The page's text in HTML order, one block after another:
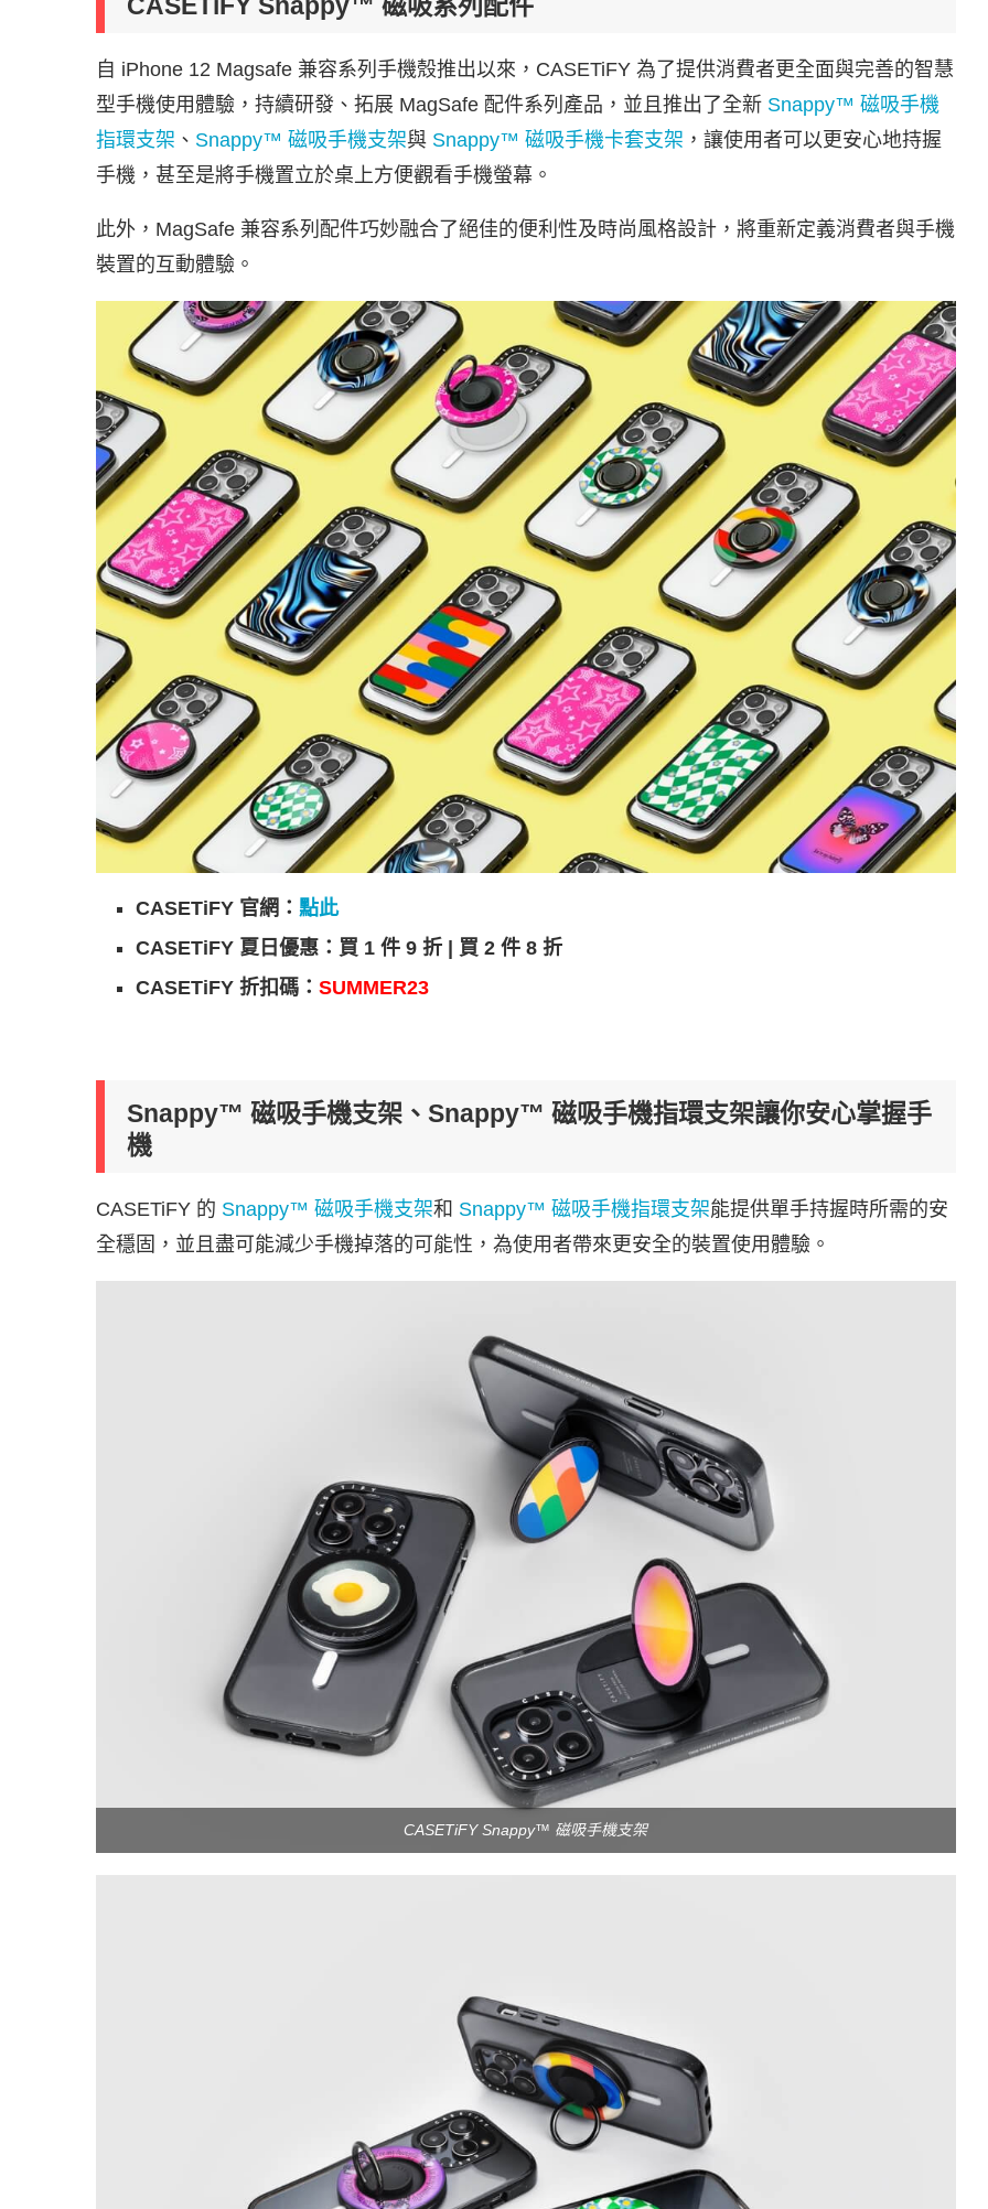
自 iPhone 12 Magsafe 兼容系列手機殼推出以來，CASETiFY 為了提供消費者更全面與完善的智慧
型手機使用體驗，持續研發、拓展 MagSafe 配件系列產品，並且推出了全新 Snappy™ 磁吸手機
指環支架 、 Snappy™ 磁吸手機支架與 Snappy™ 磁吸手機卡套支架 ，讓使用者可以更安心地持握
手機，甚至是將手機置立於桌上方便觀看手機螢幕。
此外，MagSafe 兼容系列配件巧妙融合了絕佳的便利性及時尚風格設計，將重新定義消費者與手機
裝置的互動體驗。
CASETiFY 官網： 點此
CASETiFY 夏日優惠：買 1 件 9 折 | 買 2 件 8 折
CASETiFY 折扣碼： SUMMER23
Snappy™ 磁吸手機支架、Snappy™ 磁吸手機指環支架讓你安心掌握手
機
CASETiFY 的 Snappy™ 磁吸手機支架和 Snappy™ 磁吸手機指環支架能提供單手持握時所需的安
全穩固，並且盡可能減少手機掉落的可能性，為使用者帶來更安全的裝置使用體驗。
CASETiFY Snappy™ 磁吸手機支架